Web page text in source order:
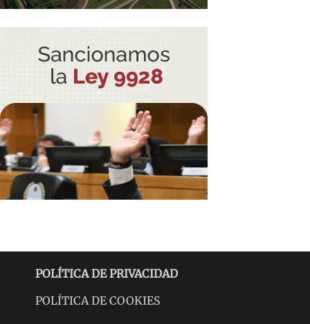
POLÍTICA DE PRIVACIDAD
POLÍTICA DE COOKIES